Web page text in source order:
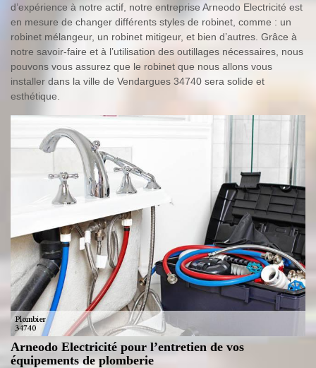
d’expérience à notre actif, notre entreprise Arneodo Electricité est
en mesure de changer différents styles de robinet, comme : un
robinet mélangeur, un robinet mitigeur, et bien d’autres. Grâce à
notre savoir-faire et à l’utilisation des outillages nécessaires, nous
pouvons vous assurez que le robinet que nous allons vous
installer dans la ville de Vendargues 34740 sera solide et
esthétique.
Arneodo Electricité pour l’entretien de vos
équipements de plomberie